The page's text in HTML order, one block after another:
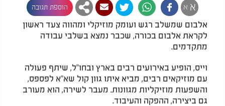
א א הוספת תגובה
אלבום שמשלב רגש ועומק מוזיקלי ומהווה צעד ראשון
לקראת אלבום בכורה, שכבר נמצא בשלבי עבודה
מתקדמים.
וייס, הופיע באירועים רבים בארץ ובחו"ל, שיתף פעולה
עם מוזיקאים רבים, מביא איתו גוון קול שא"א לפספס,
והשפעות מוזיקליות מגוונות. מעבר לשירה, הוא מעורב
גם ביצירה, ההפקה והעיבוד.